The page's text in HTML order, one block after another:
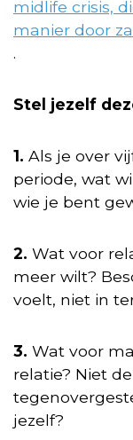
midlife crisis,
manier door
.
Stel jezelf
1. Als je over
periode, wat
wie je bent
2. Wat voor
meer wilt?
voelt, niet in
3. Wat voor
relatie? Niet
jezelf?